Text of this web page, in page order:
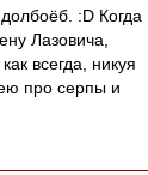
:D Когда
Лазовича,
всегда, никуя
про серпы и